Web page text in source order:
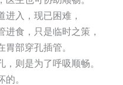
进入，现已困难，
进食，只是临时之策，
胃部穿孔插管。
，则是为了呼吸顺畅。
。